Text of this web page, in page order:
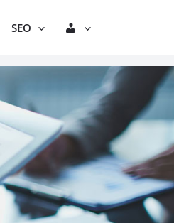
SEO
Γ
Α
Ρ
Ι
Μ